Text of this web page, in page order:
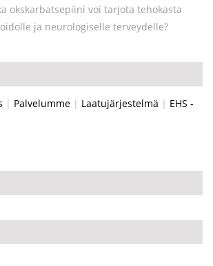
okskarbatsepiini voi tarjota tehokasta
ja neurologiselle terveydelle?
| Palvelumme | Laatujärjestelmä | EHS -